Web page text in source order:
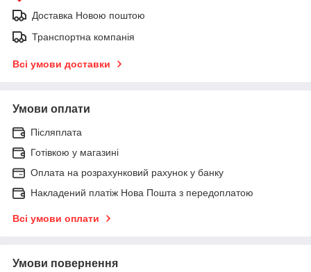
Доставка Новою поштою
Транспортна компанія
Всі умови доставки
Умови оплати
Післяплата
Готівкою у магазині
Оплата на розрахунковий рахунок у банку
Накладений платіж Нова Пошта з передоплатою
Всі умови оплати
Умови повернення